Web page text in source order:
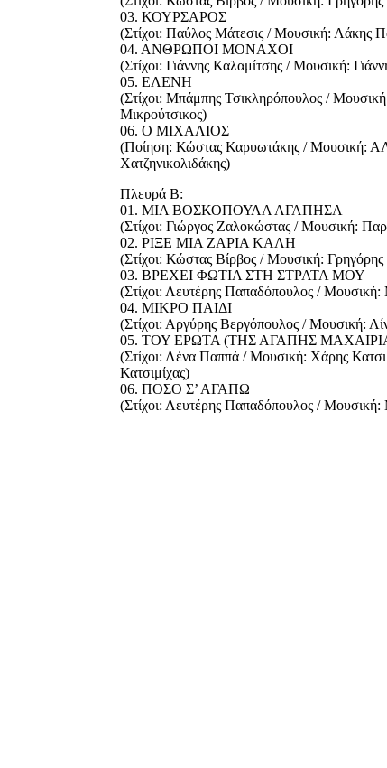
03. ΚΟΥΡΣΑΡΟΣ
(Στίχοι: Παύλος Μάτεσις / Μουσική: Λάκης
04. ΑΝΘΡΩΠΟΙ ΜΟΝΑΧΟΙ
(Στίχοι: Γιάννης Καλαμίτσης / Μουσική:
05. ΕΛΕΝΗ
(Στίχοι: Μπάμπης Τσικληρόπουλος /
Μικρούτσικος)
06. Ο ΜΙΧΑΛΙΟΣ
(Ποίηση: Κώστας Καρυωτάκης / Μουσική:
Χατζηνικολιδάκης)
Πλευρά Β:
01. ΜΙΑ ΒΟΣΚΟΠΟΥΛΑ ΑΓΑΠΗΣΑ
(Στίχοι: Γιώργος Ζαλοκώστας / Μουσική:
02. ΡΙΞΕ ΜΙΑ ΖΑΡΙΑ ΚΑΛΗ
(Στίχοι: Κώστας Βίρβος / Μουσική:
03. ΒΡΕΧΕΙ ΦΩΤΙΑ ΣΤΗ ΣΤΡΑΤΑ ΜΟΥ
(Στίχοι: Λευτέρης Παπαδόπουλος /
04. ΜΙΚΡΟ ΠΑΙΔΙ
(Στίχοι: Αργύρης Βεργόπουλος / Μουσική:
05. ΤΟΥ ΕΡΩΤΑ (ΤΗΣ ΑΓΑΠΗΣ
(Στίχοι: Λένα Παππά / Μουσική: Χάρης
Κατσιμίχας)
06. ΠΟΣΟ Σ’ ΑΓΑΠΩ
(Στίχοι: Λευτέρης Παπαδόπουλος / Μουσική: